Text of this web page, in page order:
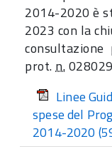
2014-2020 è
2023 con la
consultazione
prot.n.
Linee
spese del
2014-2020